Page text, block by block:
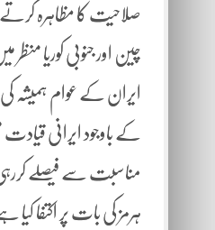
صلاحیت کا مظاہرہ
چین اور جنوبی کوریا
ایران کے عوام ہمیشہ کی
کے باوجود ایرانی
مناسبت سے فیصلے
ہرمز کی بات پر اکتفا